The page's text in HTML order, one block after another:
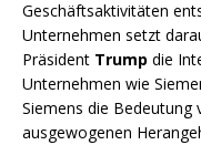
Geschäftsaktivitäten
Unternehmen setzt
Präsident Trump die
Unternehmen wie
Siemens die Bedeutung
ausgewogenen